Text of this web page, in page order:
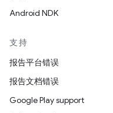
Android NDK
支持
报告平台错误
报告文档错误
Google Play support